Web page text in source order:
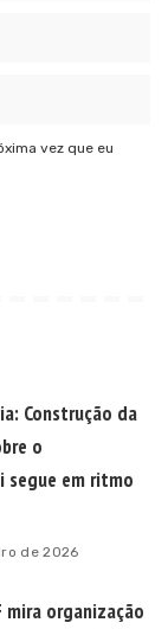
vez que eu
Construção da
o
segue em ritmo
de 2026
mira organização